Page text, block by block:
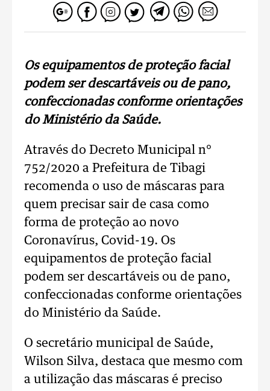
Os equipamentos de proteção facial
podem ser descartáveis ou de pano,
confeccionadas conforme orientações
do Ministério da Saúde.
Através do Decreto Municipal n°
752/2020 a Prefeitura de Tibagi
recomenda o uso de máscaras para
quem precisar sair de casa como
forma de proteção ao novo
Coronavírus, Covid-19. Os
equipamentos de proteção facial
podem ser descartáveis ou de pano,
confeccionadas conforme orientações
do Ministério da Saúde.
O secretário municipal de Saúde,
Wilson Silva, destaca que mesmo com
a utilização das máscaras é preciso